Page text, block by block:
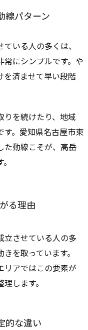
線パターン
いる人の多くは、
にシンプルです。や
を済ませて早い段階
りを続けたり、地域
。愛知県名古屋市東
た動線こそが、高岳
る理由
立させている人の多
を取っています。
リアではこの要素が
します。
的な違い